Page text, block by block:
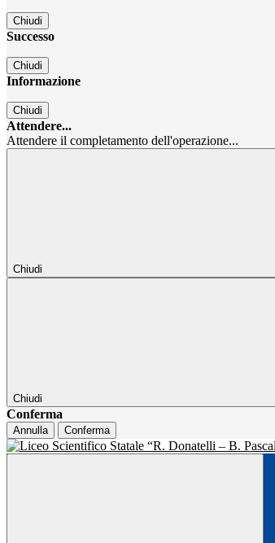
Chiudi
Successo
Chiudi
Informazione
Chiudi
Attendere...
Attendere il completamento dell'operazione...
Chiudi
Chiudi
Conferma
Annulla Conferma